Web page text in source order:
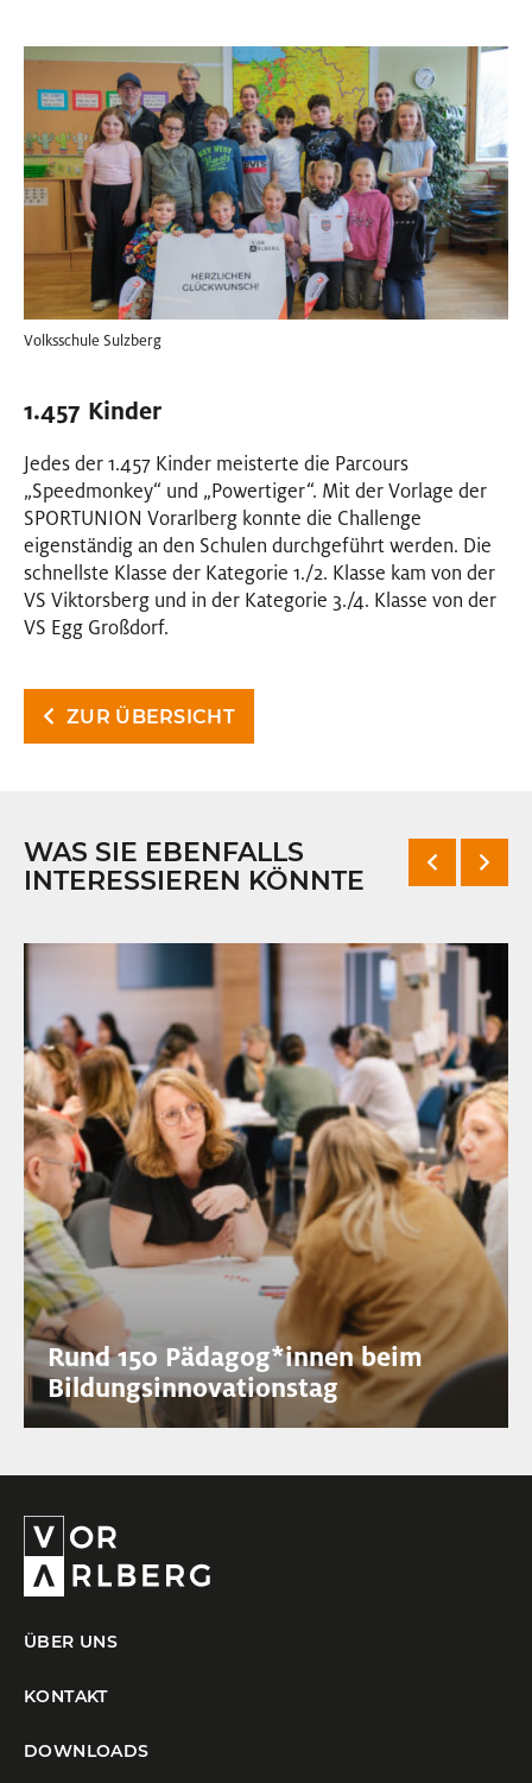
Volksschule Sulzberg
1.457 Kinder
Jedes der 1.457 Kinder meisterte die Parcours
„Speedmonkey“ und „Powertiger“. Mit der Vorlage der
SPORTUNION Vorarlberg konnte die Challenge
eigenständig an den Schulen durchgeführt werden. Die
schnellste Klasse der Kategorie 1./2. Klasse kam von der
VS Viktorsberg und in der Kategorie 3./4. Klasse von der
VS Egg Großdorf.
ZUR ÜBERSICHT
WAS SIE EBENFALLS
INTERESSIEREN KÖNNTE
Rund 150 Pädagog*innenInnen
beim
Bildungsinnovationstag
ÜBER UNS
KONTAKT
DOWNLOADS